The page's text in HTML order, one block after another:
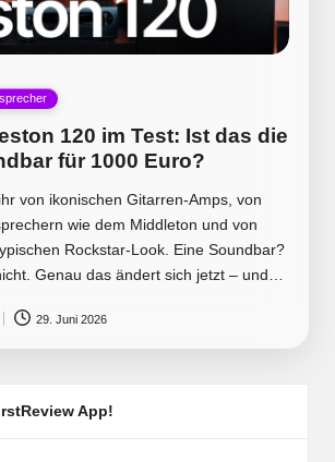
120 im Test: Ist das die
für 1000 Euro?
von ikonischen Gitarren-Amps, von
wie dem Middleton und von
Rockstar-Look. Eine Soundbar?
Genau das ändert sich jetzt – und…
29. Juni 2026
App!